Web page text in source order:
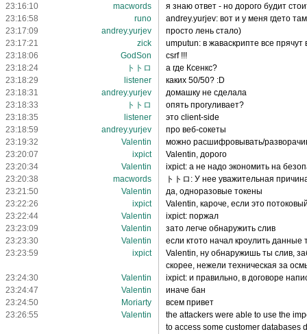
23:16:10
macwords
я знаю ответ - но дорого будит
23:16:58
runo
andrey.yurjev: вот и у меня гдето
23:17:09
andrey.yurjev
просто лень стало)
23:17:21
zick
umputun: в жаваскрипте все
23:18:06
GodSon
csrf !!!
23:18:24
トトロ
а где Ксенкс?
23:18:29
listener
каких 50/50? :D
23:18:31
andrey.yurjev
домашку не сделала
23:18:33
トトロ
опять прогуливает?
23:18:35
listener
это client-side
23:18:59
andrey.yurjev
про веб-сокеты
23:19:32
Valentin
можно расшифровывать/
23:20:07
ixpict
Valentin, дорого
23:20:34
Valentin
ixpict: а не надо экономить на
23:20:38
macwords
トトロ: У нее уважительная
23:21:50
Valentin
да, одноразовые токены
23:22:26
ixpict
Valentin, кароче, если это
23:22:44
Valentin
ixpict: поржал
23:23:09
Valentin
зато легче обнаружить слив
23:23:30
Valentin
если ктото начал кроулить данные
23:23:59
ixpict
Valentin, ну обнаружишь ты слив,
скорее, нежели техническая за
23:24:30
Valentin
ixpict: и правильно, в договоре
23:24:47
Valentin
иначе бан
23:24:50
Moriarty
всем привет
23:26:55
Valentin
the attackers were able to use the
to access some customer databases